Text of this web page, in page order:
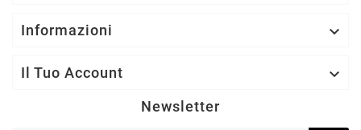
Informazioni 
Il Tuo Account 
Newsletter